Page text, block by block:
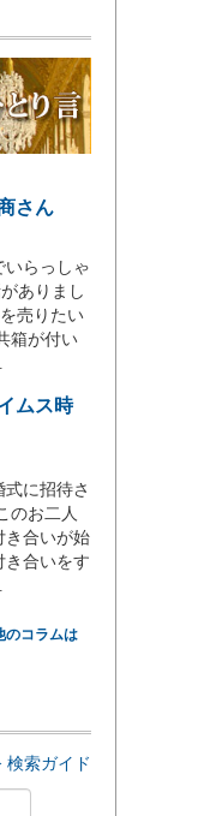
さん
らっしゃ
ありまし
売りたい
箱が付い
ムス時
に招待さ
のお二人
き合いが始
き合いをす
のコラムは
検索ガイド